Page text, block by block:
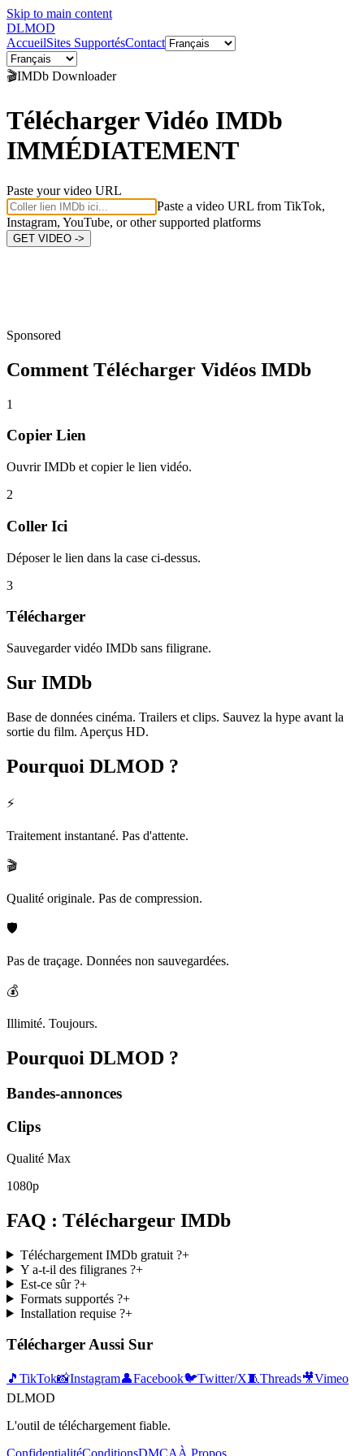
Skip to main content
DLMOD
AccueilSites SupportésContact
🎬IMDb Downloader
Télécharger Vidéo IMDb
IMMÉDIATEMENT
Paste your video URL
Paste a video URL from TikTok,
Instagram, YouTube, or other supported platforms
GET VIDEO ->
Sponsored
Comment Télécharger Vidéos IMDb
1
Copier Lien
Ouvrir IMDb et copier le lien vidéo.
2
Coller Ici
Déposer le lien dans la case ci-dessus.
3
Télécharger
Sauvegarder vidéo IMDb sans filigrane.
Sur IMDb
Base de données cinéma. Trailers et clips. Sauvez la hype avant la
sortie du film. Aperçus HD.
Pourquoi DLMOD ?
⚡
Traitement instantané. Pas d'attente.
🎬
Qualité originale. Pas de compression.
🛡️
Pas de traçage. Données non sauvegardées.
💰
Illimité. Toujours.
Pourquoi DLMOD ?
Bandes-annonces
Clips
Qualité Max
1080p
FAQ : Téléchargeur IMDb
Téléchargement IMDb gratuit ?+
Y a-t-il des filigranes ?+
Est-ce sûr ?+
Formats supportés ?+
Installation requise ?+
Télécharger Aussi Sur
🎵 TikTok📸Instagram👤Facebook🐦Twitter/X🧵Threads🎥Vimeo
DLMOD
L'outil de téléchargement fiable.